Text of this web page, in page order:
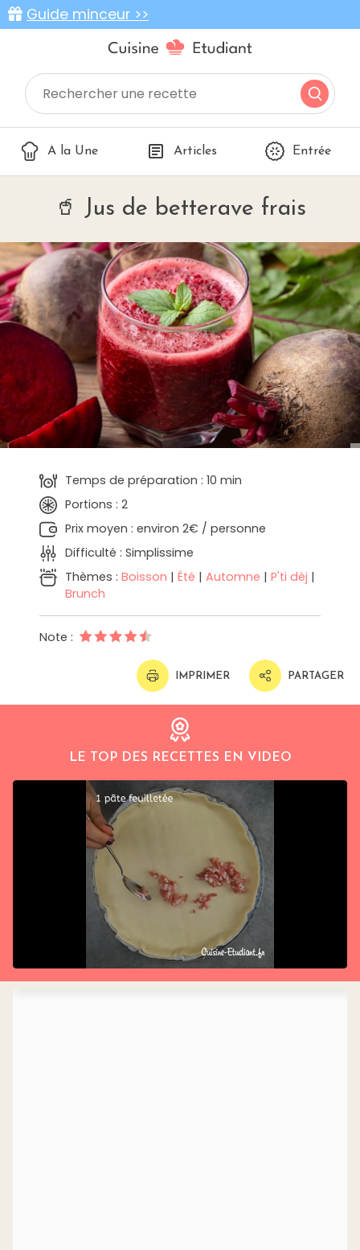
Guide minceur >>
A la Une Articles Entrée
🥤 Jus de betterave frais
Temps de préparation : 10 min
Portions : 2
Prix moyen : environ 2€ / personne
Difficulté : Simplissime
Thèmes : Boisson | Été | Automne | P'ti dèj |
Brunch
Note :
IMPRIMER PARTAGER
LE TOP DES RECETTES EN VIDEO